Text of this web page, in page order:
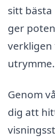
sitt bästa
ger
verkligen
utrymme.
Genom
dig att